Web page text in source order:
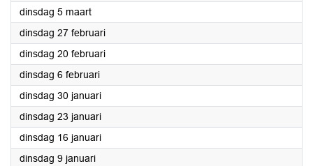
dinsdag 5 maart2024
dinsdag 27 februari2024
dinsdag 20 februari2024
dinsdag 6 februari2024
dinsdag 30 januari2024
dinsdag 23 januari2024
dinsdag 16 januari2024
dinsdag 9 januari2024